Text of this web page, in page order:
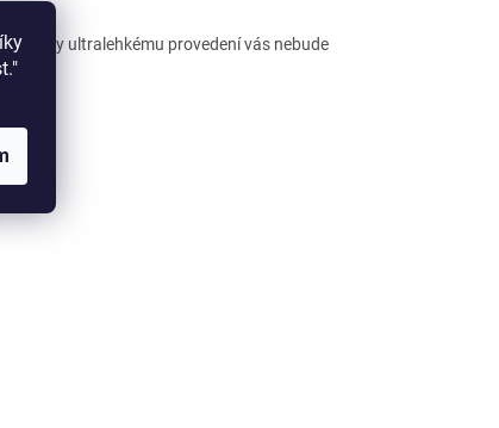
a díky ultralehkému provedení vás nebude